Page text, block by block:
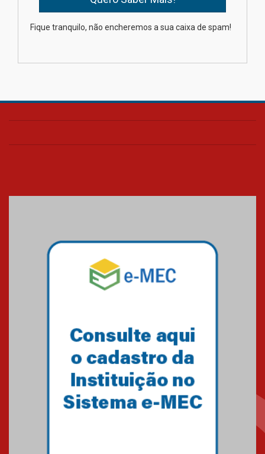
na educação dos filhos além da
Fique tranquilo, não encheremos a sua caixa de spam!